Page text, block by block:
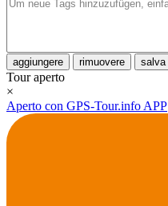
aggiungere rimuovere salva
Tour aperto
×
Aperto con GPS-Tour.info APP